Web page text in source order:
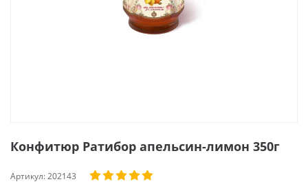
Конфитюр Ратибор апельсин-лимон 350г
Артикул:202143